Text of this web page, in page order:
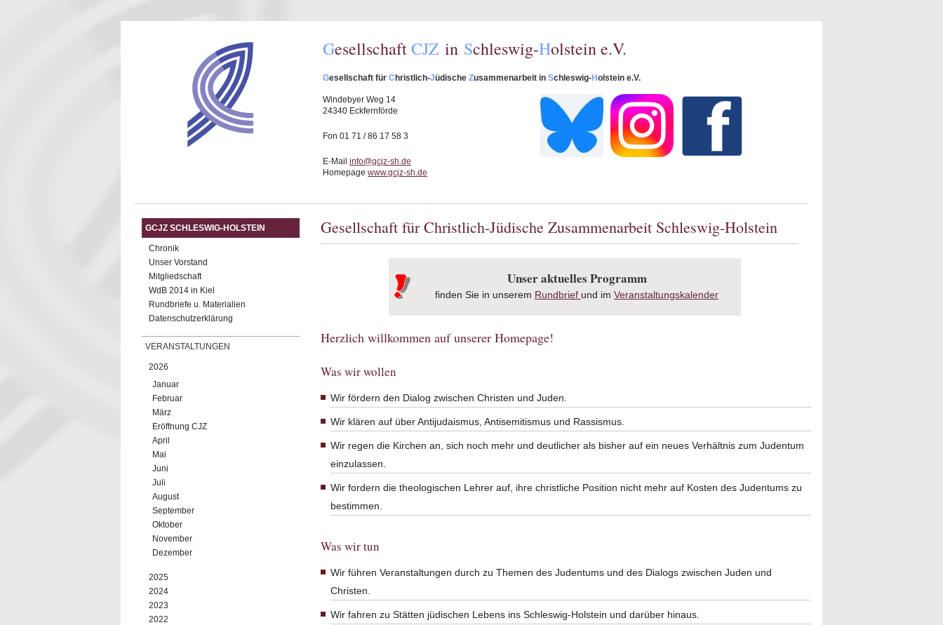
GesellschaftCJZ in Schleswig-Holstein e.V.
Gesellschaft für C hristlich-Jüdische Zusammenarbeit in Schleswig-H olstein e.V.
Windebyer Weg 14
24340 Eckfernförde
Fon 01 71 / 86 17 58 3
E-Mail info@gcjz-sh.de
Homepage www.gcjz-sh.de
GCJZ SCHLESWIG-HOLSTEIN
Chronik
Unser Vorstand
Mitgliedschaft
WdB 2014 in Kiel
Rundbriefe u. Materialien
Datenschutzerklärung
VERANSTALTUNGEN
2026
Januar
Februar
März
Eröffnung CJZ
April
Mai
Juni
Juli
August
September
Oktober
November
Dezember
2025
2024
2023
2022
Gesellschaft für Christlich-Jüdische Zusammenarbeit Schleswig-Holstein
Unser aktuelles Programm
finden Sie in unserem Rundbrief und im Veranstaltungskalender
Herzlich willkommen auf unserer Homepage!
Was wir wollen
Wir fördern den Dialog zwischen Christen und Juden.
Wir klären auf über Antijudaismus, Antisemitismus und Rassismus.
Wir regen die Kirchen an, sich noch mehr und deutlicher als bisher auf ein neues Verhältnis zum Judentum
einzulassen.
Wir fordern die theologischen Lehrer auf, ihre christliche Position nicht mehr auf Kosten des Judentums zu
bestimmen.
Was wir tun
Wir führen Veranstaltungen durch zu Themen des Judentums und des Dialogs zwischen Juden und
Christen.
Wir fahren zu Stätten jüdischen Lebens ins Schleswig-Holstein und darüber hinaus.